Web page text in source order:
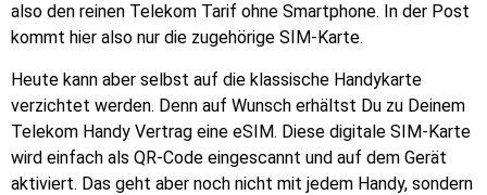
also den reinen Telekom Tarif ohne Smartphone. In der Post
kommt hier also nur die zugehörige SIM-Karte.
Heute kann aber selbst auf die klassische Handykarte
verzichtet werden. Denn auf Wunsch erhältst Du zu Deinem
Telekom Handy Vertrag eine eSIM. Diese digitale SIM-Karte
wird einfach als QR-Code eingescannt und auf dem Gerät
aktiviert. Das geht aber noch nicht mit jedem Handy, sondern